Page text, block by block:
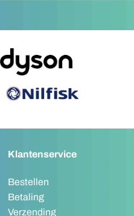
Klantenservice
Bestellen
Betaling
Verzending